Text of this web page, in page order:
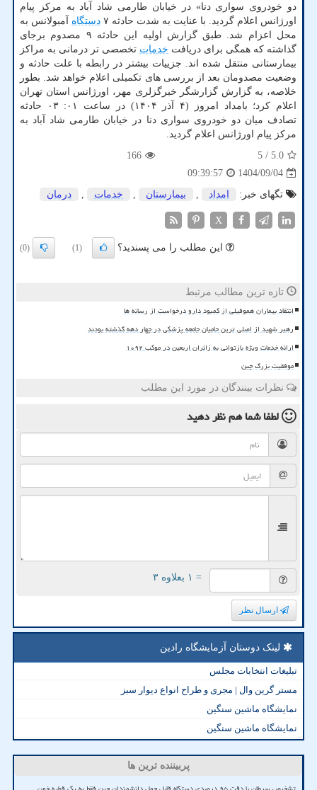
دو خودروی سواری دنا» در خیابان طارمی شاد آباد به مرکز پیام
اورژانس اعلام گردید. با عنایت به شدت حادثه ۷
دستگاه آمبولانس به
محل اعزام شد. طبق گزارش اولیه این حادثه ۹ مصدوم برجای
گذاشته که همگی برای دریافت خدمات تخصصی تر درمانی به مراکز
بیمارستانی منتقل شده اند. جزییات بیشتر در رابطه با علت حادثه و
وضعیت مصدومان بعد از بررسی های تکمیلی اعلام خواهد شد. بطور
خلاصه، به گزارش گزارشگر خبرگزلری مهر، اورژانس استان تهران
اعلام کرد؛ بامداد امروز (۴ آذر ۱۴۰۴) در ساعت ۰۱: ۰۳ حادثه
تصادف میان دو خودروی سواری دنا در خیابان طارمی شاد آباد به
مرکز پیام اورژانس اعلام گردید.
5.0
/ 5
166
1404/09/04
09:39:57
تگهای خبر:
امداد , بیمارستان , خدمات , درمان
X
این مطلب را می پسندید؟ (1)
(0)
تازه ترین مطالب مرتبط
انتقاد بیماران هموفیلی از کمبود دارو درخواست از رسانه ها
رهبر شهید از اصلی ترین حامیان جامعه پزشکی در چهار دهه گذشته بودند
ارائه خدمات ویژه بازتوانی به زائران اربعین در موکب ۱۰۹۲
موفقیت بزرگ چین
نظرات بینندگان در مورد این مطلب
لطفا شما همنظر دهید
= ۱ بعلاوه ۳
ارسال نظر
لینک دوستان آزمایشگاه رادین
تبلیغات انتخابات مجلس
مستر گرین وال | مجری و طراح انواع دیوار سبز
نمایشگاه ماشین سنگین
نمایشگاه ماشین سنگین
پربیننده ترین ها